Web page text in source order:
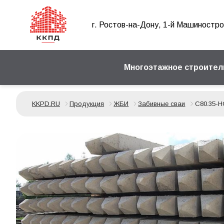
г. Ростов-на-Дону, 1-й
Многоэтажное
KKPD.RU Продукция ЖБИ Забивные сваи С80.35-